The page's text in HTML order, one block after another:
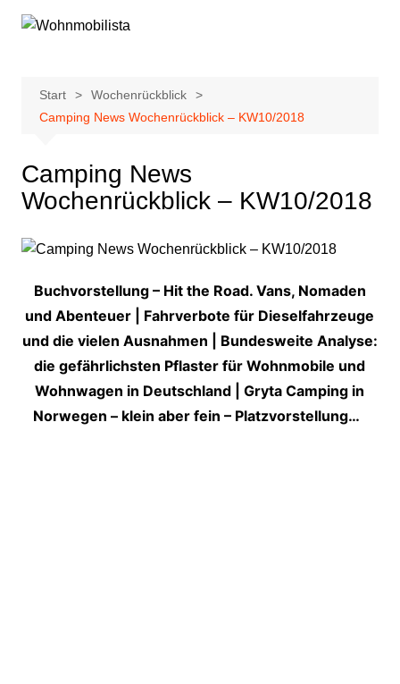
Inhalt
Start
Wochenrückblick
Camping News Wochenrückblick – KW10/2018
Camping News
Wochenrückblick – KW10/2018
Buchvorstellung – Hit the Road. Vans, Nomaden
und Abenteuer | Fahrverbote für Dieselfahrzeuge
und die vielen Ausnahmen | Bundesweite Analyse:
die gefährlichsten Pflaster für Wohnmobile und
Wohnwagen in Deutschland | Gryta Camping in
Norwegen – klein aber fein – Platzvorstellung…